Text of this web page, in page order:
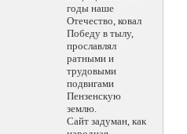
годы наше
Отечество, ковал
Победу в тылу,
прославлял
ратными и
трудовыми
подвигами
Пензенскую
землю.
Сайт задуман, как